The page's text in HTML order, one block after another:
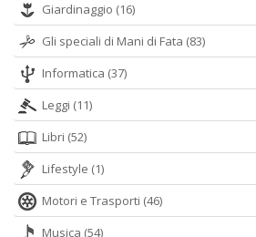
Giardinaggio (16)
Gli speciali di Mani di Fata (83)
Informatica (37)
Leggi (11)
Libri (52)
Lifestyle (1)
Motori e Trasporti (46)
Musica (54)